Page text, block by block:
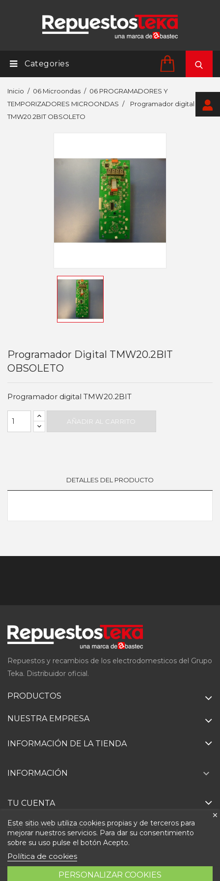
Categories
Inicio 06 Microondas
06 PROGRAMADORES Y
TEMPORIZADORES MICROONDAS
Programador digital
TMW20.2BIT OBSOLETO
Programador Digital TMW20.2BIT
OBSOLETO
Programador digital TMW20.2BIT
AÑADIR AL CARRITO
DETALLES DEL PRODUCTO
Repuestos y recambios de los electrodomesticos del Grupo
Teka. Distribuidor oficial.
PRODUCTOS
NUESTRA EMPRESA
INFORMACIÓN DE LA TIENDA
Este sitio web utiliza cookies propias y de terceros para
mejorar nuestros servicios. Para dar su consentimiento
sobre su uso pulse el botón Acepto.
Política de cookies
PERSONALIZAR COOKIES
INFORMACIÓN 
TU CUENTA
Ejercer derecho de desistimiento